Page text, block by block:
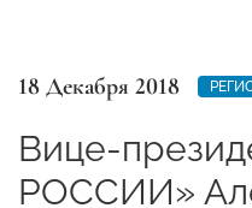
18 Декабря 2018
Вице-
РОССИИ»